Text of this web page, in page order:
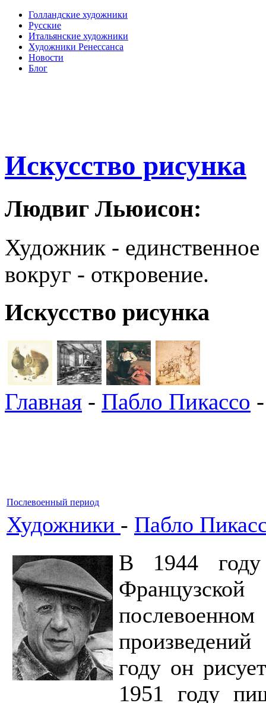
Голландские художники
Русские
Итальянские художники
Художники Ренессанса
Новости
Блог
Искусство рисунка
Людвиг Льюисон:
Художник - единственное
вокруг - откровение.
Искусство рисунка
Главная - Пабло Пикассо
Послевоенный период
Художники - Пабло
В 1944 году
году он
1951 году